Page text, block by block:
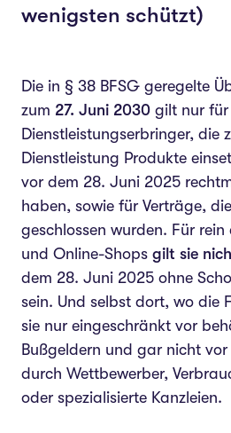
wenigsten schützt)
Die in § 38 BFSG geregelte
zum 27. Juni 2030 gilt nur für
Dienstleistungserbringer, die
Dienstleistung Produkte
vor dem 28. Juni 2025
haben, sowie für Verträge,
geschlossen wurden. Für
und Online-Shops gilt sie
dem 28. Juni 2025 ohne
sein. Und selbst dort, wo die
sie nur eingeschränkt vor
Bußgeldern und gar nicht
durch Wettbewerber,
oder spezialisierte Kanzleien.